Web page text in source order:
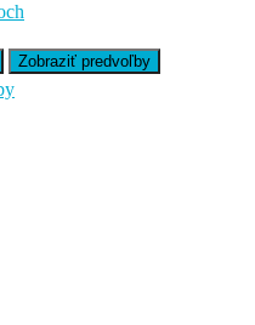
Zobraziť predvoľby